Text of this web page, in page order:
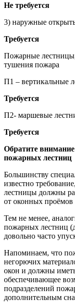
Не требуется
3) наружные
Требуется
Пожарные
тушения пожара
П1 – вертикальные
Требуется
П2- маршевые
Требуется
Обратите
пожарных лестниц
Большинству
известно
лестницы должны
от оконных
Тем не менее,
пожарных лестниц
довольно часто
Напоминаем, что
негорючих
окон и должны
обеспечивающее
подразделений
дополнительным